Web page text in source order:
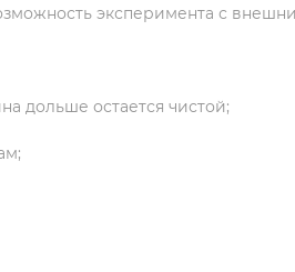
эксперимента с
дольше остается чистой;